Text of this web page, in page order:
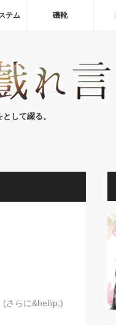
テム 磯靴
して綴る。
(さらに&hellip;)